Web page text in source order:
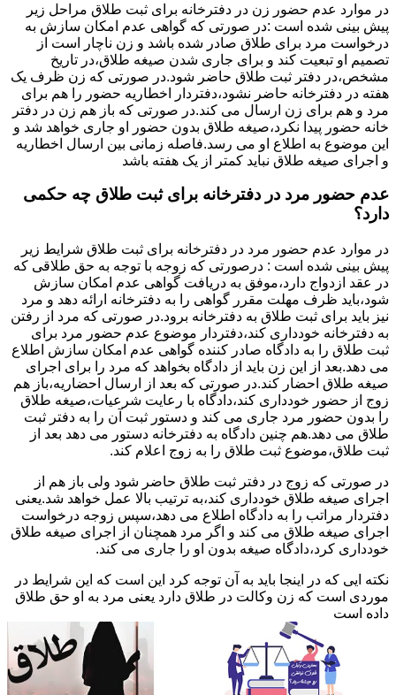
در موارد عدم حضور زن در دفترخانه برای ثبت طلاق مراحل زیر
پیش بینی شده است :در صورتی که گواهی عدم امکان سازش به
درخواست مرد برای طلاق صادر شده باشد و زن ناچار است از
تصمیم او تبعیت کند و برای جاری شدن صیغه طلاق،در تاریخ
مشخص،در دفتر ثبت طلاق حاضر شود.در صورتی که زن ظرف یک
هفته در دفترخانه حاضر نشود،دفتردار اخطاریه حضور را هم برای
مرد و هم برای زن ارسال می کند.در صورتی که باز هم زن در دفتر
خانه حضور پیدا نکرد،صیغه طلاق بدون حضور او جاری خواهد شد و
این موضوع به اطلاع او می رسد.فاصله زمانی بین ارسال اخطاریه
و اجرای صیغه طلاق نباید کمتر از یک هفته باشد
عدم حضور مرد در دفترخانه برای ثبت طلاق چه حکمی
دارد؟
در موارد عدم حضور مرد در دفترخانه برای ثبت طلاق شرایط زیر
پیش بینی شده است : درصورتی که زوجه با توجه به حق طلاقی که
در عقد ازدواج دارد،موفق به دریافت گواهی عدم امکان سازش
شود،باید ظرف مهلت مقرر گواهی را به دفترخانه ارائه دهد و مرد
نیز باید برای ثبت طلاق به دفترخانه برود.در صورتی که مرد از رفتن
به دفترخانه خودداری کند،دفتردار موضوع عدم حضور مرد برای
ثبت طلاق را به دادگاه صادر کننده گواهی عدم امکان سازش اطلاع
می دهد.بعد از این زن باید از دادگاه بخواهد که مرد را برای اجرای
صیغه طلاق احضار کند.در صورتی که بعد از ارسال احضاریه،باز هم
زوج از حضور خودداری کند،دادگاه با رعایت شرعیات،صیغه طلاق
را بدون حضور مرد جاری می کند و دستور ثبت آن را به دفتر ثبت
طلاق می دهد.هم چنین دادگاه به دفترخانه دستور می دهد بعد از
ثبت طلاق،موضوع ثبت طلاق را به زوج اعلام کند.
در صورتی که زوج در دفتر ثبت طلاق حاضر شود ولی باز هم از
اجرای صیغه طلاق خودداری کند،به ترتیب بالا عمل خواهد شد.یعنی
دفتردار مراتب را به دادگاه اطلاع می دهد،سپس زوجه درخواست
اجرای صیغه طلاق می کند و اگر مرد همچنان از اجرای صیغه طلاق
خودداری کرد،دادگاه صیغه بدون او را جاری می کند.
نکته ایی که در اینجا باید به آن توجه کرد این است که این شرایط در
موردی است که زن وکالت در طلاق دارد یعنی مرد به او حق طلاق
داده است